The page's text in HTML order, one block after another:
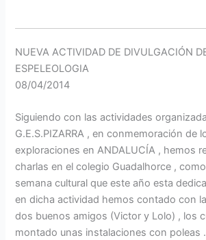
NUEVA ACTIVIDAD DE DIVULGACIÓN
ESPELEOLOGIA
08/04/2014
Siguiendo con las actividades
G.E.S.PIZARRA , en conmemoración de
exploraciones en ANDALUCÍA , hemos
charlas en el colegio Guadalhorce ,
semana cultural que este año esta
en dicha actividad hemos contado con
dos buenos amigos (Victor y Lolo) , los
montado unas instalaciones con poleas